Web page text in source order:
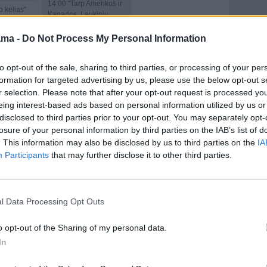
- Do Not Process My Personal Information
opt-out of the sale, sharing to third parties, or processing of your
for targeted advertising by us, please use the below opt-out
selection. Please note that after your opt-out request is processed
interest-based ads based on personal information utilized by us
to third parties prior to your opt-out. You may separately
of your personal information by third parties on the IAB’s list of
This information may also be disclosed by us to third parties on the
Participants that may further disclose it to other third parties.
Data Processing Opt Outs
opt-out of the Sharing of my personal data.
kelias"
karai"
karai"
14:00 "Tarp Amerikos ir
Kanados. Laukinių
("America's Wild
"Kelyje su
Normanu Ridu. 501 s "
("Ride with Norman
Reedus 5")
16:00 "Sandėlių karai"
("Storage Wars
Canada")
"Sandėlių karai"
Canada")
17:00"Sandėlių karai"